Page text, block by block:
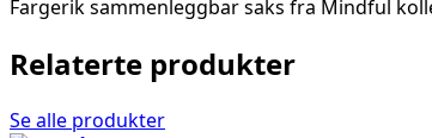
Fargerik sammenleggbar saks fra Mindful
Relaterte produkter
Se alle produkter